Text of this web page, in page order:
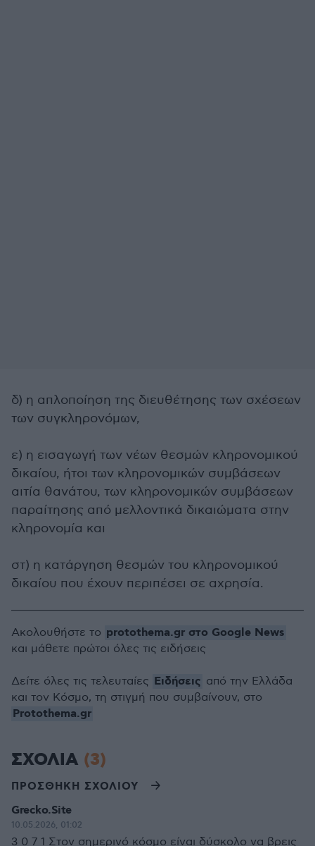
δ) η απλοποίηση της διευθέτησης των σχέσεων
των συγκληρονόμων,
ε) η εισαγωγή των νέων θεσμών κληρονομικού
δικαίου, ήτοι των κληρονομικών συμβάσεων
αιτία θανάτου, των κληρονομικών συμβάσεων
παραίτησης από μελλοντικά δικαιώματα στην
κληρονομία και
στ) η κατάργηση θεσμών του κληρονομικού
δικαίου που έχουν περιπέσει σε αχρησία.
Ακολουθήστε το protothema.gr στο Google News
και μάθετε πρώτοι όλες τις ειδήσεις
Δείτε όλες τις τελευταίες Ειδήσεις από την Ελλάδα
και τον Κόσμο, τη στιγμή που συμβαίνουν, στο
Protothema.gr
ΣΧΟΛΙΑ (3)
ΠΡΟΣΘΗΚΗ ΣΧΟΛΙΟΥ
Grecko.Site
10.05.2026, 01:02
3 0 7 1 Στον σημερινό κόσμο είναι δύσκολο να βρεις